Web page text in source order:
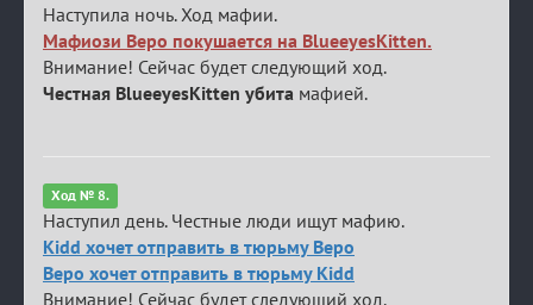
Наступила ночь. Ход мафии.
Мафиози Веро покушается на BlueeyesKitten.
Внимание! Сейчас будет следующий ход.
Честная BlueeyesKitten убита мафией.
Ход № 8.
Наступил день. Честные люди ищут мафию.
Kidd хочет отправить в тюрьму Веро
Веро хочет отправить в тюрьму Kidd
Внимание! Сейчас будет следующий ход.